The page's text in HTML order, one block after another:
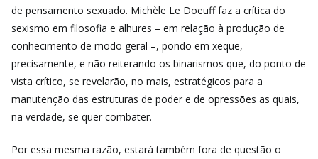
de pensamento sexuado. Michèle Le Doeuff faz a crítica do
sexismo em filosofia e alhures – em relação à produção de
conhecimento de modo geral –, pondo em xeque,
precisamente, e não reiterando os binarismos que, do ponto de
vista crítico, se revelarão, no mais, estratégicos para a
manutenção das estruturas de poder e de opressões as quais,
na verdade, se quer combater.
Por essa mesma razão, estará também fora de questão o